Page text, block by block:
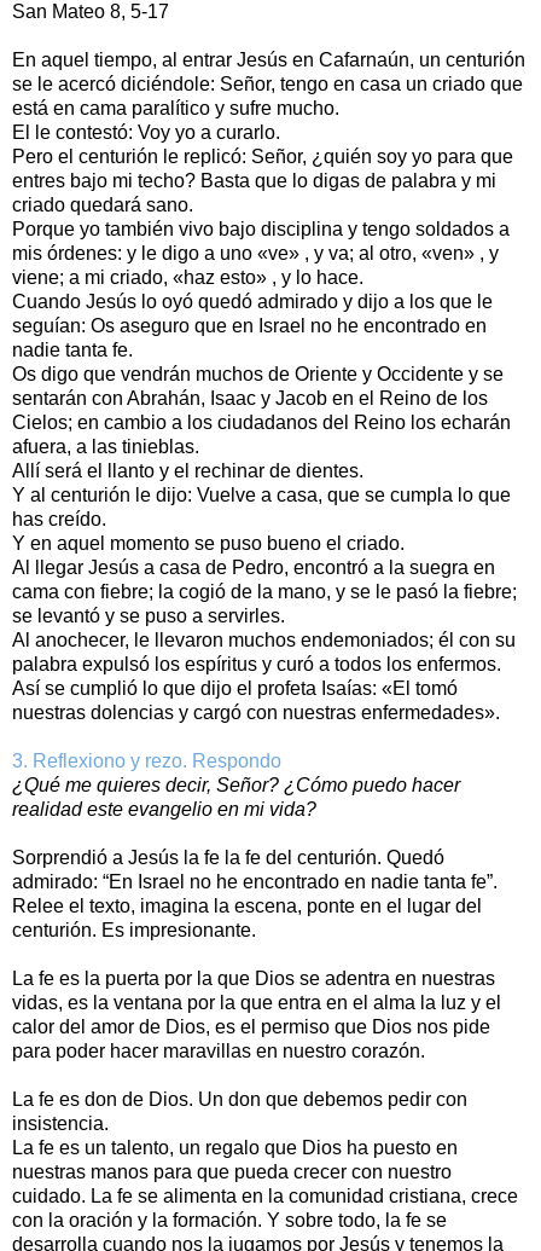
San Mateo 8, 5-17
En aquel tiempo, al entrar Jesús en Cafarnaún, un centurión
se le acercó diciéndole: Señor, tengo en casa un criado que
está en cama paralítico y sufre mucho.
El le contestó: Voy yo a curarlo.
Pero el centurión le replicó: Señor, ¿quién soy yo para que
entres bajo mi techo? Basta que lo digas de palabra y mi
criado quedará sano.
Porque yo también vivo bajo disciplina y tengo soldados a
mis órdenes: y le digo a uno «ve» , y va; al otro, «ven» , y
viene; a mi criado, «haz esto» , y lo hace.
Cuando Jesús lo oyó quedó admirado y dijo a los que le
seguían: Os aseguro que en Israel no he encontrado en
nadie tanta fe.
Os digo que vendrán muchos de Oriente y Occidente y se
sentarán con Abrahán, Isaac y Jacob en el Reino de los
Cielos; en cambio a los ciudadanos del Reino los echarán
afuera, a las tinieblas.
Allí será el llanto y el rechinar de dientes.
Y al centurión le dijo: Vuelve a casa, que se cumpla lo que
has creído.
Y en aquel momento se puso bueno el criado.
Al llegar Jesús a casa de Pedro, encontró a la suegra en
cama con fiebre; la cogió de la mano, y se le pasó la fiebre;
se levantó y se puso a servirles.
Al anochecer, le llevaron muchos endemoniados; él con su
palabra expulsó los espíritus y curó a todos los enfermos.
Así se cumplió lo que dijo el profeta Isaías: «El tomó
nuestras dolencias y cargó con nuestras enfermedades».
3. Reflexiono y rezo. Respondo
¿Qué me quieres decir, Señor? ¿Cómo puedo hacer
realidad este evangelio en mi vida?
Sorprendió a Jesús la fe la fe del centurión. Quedó
admirado: “En Israel no he encontrado en nadie tanta fe”.
Relee el texto, imagina la escena, ponte en el lugar del
centurión. Es impresionante.
La fe es la puerta por la que Dios se adentra en nuestras
vidas, es la ventana por la que entra en el alma la luz y el
calor del amor de Dios, es el permiso que Dios nos pide
para poder hacer maravillas en nuestro corazón.
La fe es don de Dios. Un don que debemos pedir con
insistencia.
La fe es un talento, un regalo que Dios ha puesto en
nuestras manos para que pueda crecer con nuestro
cuidado. La fe se alimenta en la comunidad cristiana, crece
con la oración y la formación. Y sobre todo, la fe se
desarrolla cuando nos la jugamos por Jesús y tenemos la